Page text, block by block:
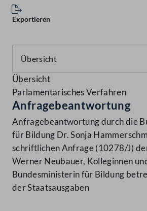
Exportieren
Übersicht
Parlamentarisches Verfahren
Anfragebeantwortung
Anfragebeantwortung durch die
für Bildung Dr. Sonja
schriftlichen Anfrage (10278/J)
Werner Neubauer, Kolleginnen
Bundesministerin für Bildung
der Staatsausgaben